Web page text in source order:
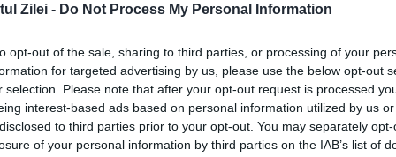
Zilei - Do Not Process My Personal Information
opt-out of the sale, sharing to third parties, or processing of your
for targeted advertising by us, please use the below opt-out
selection. Please note that after your opt-out request is processed
interest-based ads based on personal information utilized by us
to third parties prior to your opt-out. You may separately
of your personal information by third parties on the IAB’s list of
cu un complice, omorâseră cu violență
ani, sportiv care practica luptele greco-
zdrobit cu bâtele și au fugit cu un taxi,